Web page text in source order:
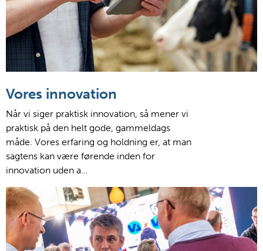
Vores innovation
Når vi siger praktisk innovation, så mener vi
praktisk på den helt gode, gammeldags
måde. Vores erfaring og holdning er, at man
sagtens kan være førende inden for
innovation uden a…